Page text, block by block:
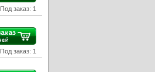
Под заказ: 1
Под заказ: 1